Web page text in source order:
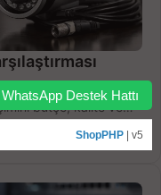
görün. Ev, ofis ve
bütçe, kalite ve
WhatsApp Destek Hattı
ShopPHP | v5